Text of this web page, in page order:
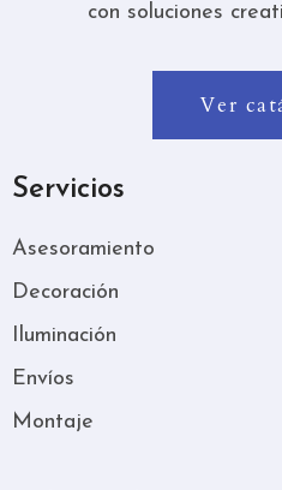
con soluciones
Ver
Servicios
Asesoramiento
Decoración
Iluminación
Envíos
Montaje